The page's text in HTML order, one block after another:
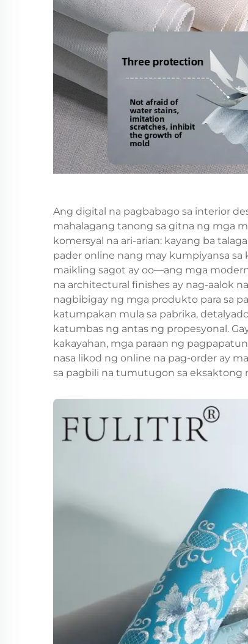
Ang digital na pagbabago sa interior
mahalagang tanong sa gitna ng mga
komersyal na ari-arian: kayang ba
pader online nang may kumpiyansa sa
maikling sagot ay oo—ang mga
na architectural finishes ay nag-aalok
nagbibigay ng mga produkto para sa
katumpakan mula sa pabrika,
katumbas ng antas ng propesyonal.
kakayahan, mga paraan ng
nasa likod ng online na pag-order ay
sa pagbili na tumutugon sa eksaktong